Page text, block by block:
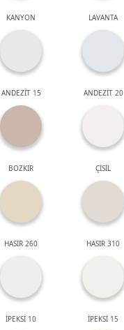
KANYON LAVANTA
ANDEZİT 15 ANDEZİT 20
BOZKIR ÇİSİL
HASIR 260 HASIR 310
İPEKSİ 10 İPEKSİ 15